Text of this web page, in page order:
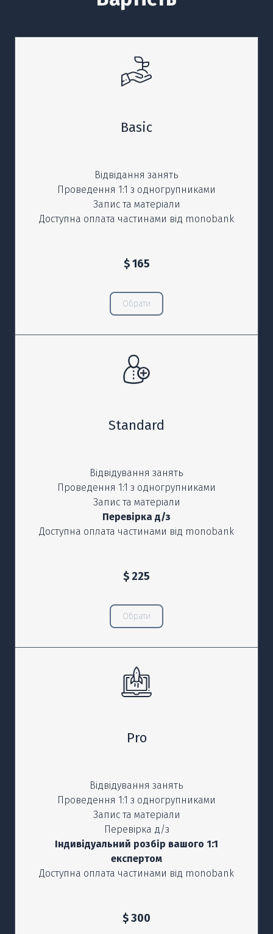
Basic
Відвідання занять
Проведення 1:1 з одногрупниками
Запис та матеріали
Доступна оплата частинами від monobank
$ 165
Обрати
Standard
Відвідування занять
Проведення 1:1 з одногрупниками
Запис та матеріали
Перевірка д/з
Доступна оплата частинами від monobank
$ 225
Обрати
Pro
Відвідування занять
Проведення 1:1 з одногрупниками
Запис та матеріали
Перевірка д/з
Індивідуальний розбір вашого 1:1
експертом
Доступна оплата частинами від monobank
$ 300